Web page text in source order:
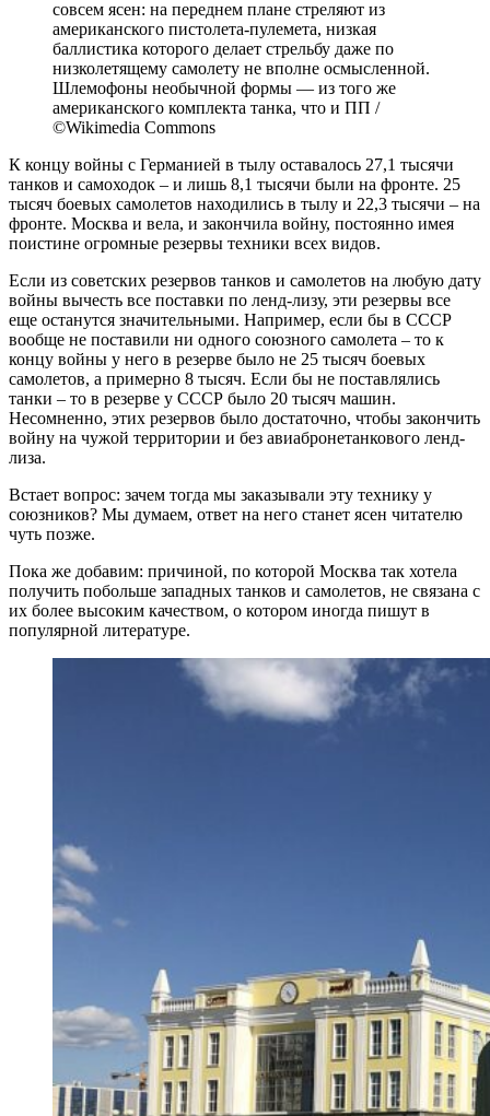
совсем ясен: на переднем плане стреляют из
американского пистолета-пулемета, низкая
баллистика которого делает стрельбу даже по
низколетящему самолету не вполне осмысленной.
Шлемофоны необычной формы — из того же
американского комплекта танка, что и ПП /
©Wikimedia Commons
К концу войны с Германией в тылу оставалось 27,1 тысячи
танков и самоходок – и лишь 8,1 тысячи были на фронте. 25
тысяч боевых самолетов находились в тылу и 22,3 тысячи – на
фронте. Москва и вела, и закончила войну, постоянно имея
поистине огромные резервы техники всех видов.
Если из советских резервов танков и самолетов на любую дату
войны вычесть все поставки по ленд-лизу, эти резервы все
еще останутся значительными. Например, если бы в СССР
вообще не поставили ни одного союзного самолета – то к
концу войны у него в резерве было не 25 тысяч боевых
самолетов, а примерно 8 тысяч. Если бы не поставлялись
танки – то в резерве у СССР было 20 тысяч машин.
Несомненно, этих резервов было достаточно, чтобы закончить
войну на чужой территории и без авиабронетанкового ленд-
лиза.
Встает вопрос: зачем тогда мы заказывали эту технику у
союзников? Мы думаем, ответ на него станет ясен читателю
чуть позже.
Пока же добавим: причиной, по которой Москва так хотела
получить побольше западных танков и самолетов, не связана с
их более высоким качеством, о котором иногда пишут в
популярной литературе.